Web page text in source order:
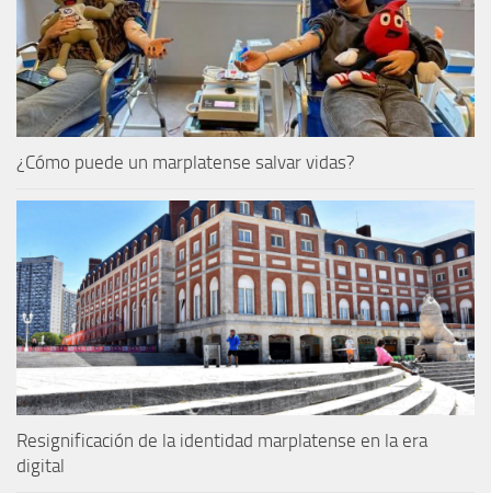
¿Cómo puede un marplatense salvar vidas?
Resignificación de la identidad marplatense en la era
digital